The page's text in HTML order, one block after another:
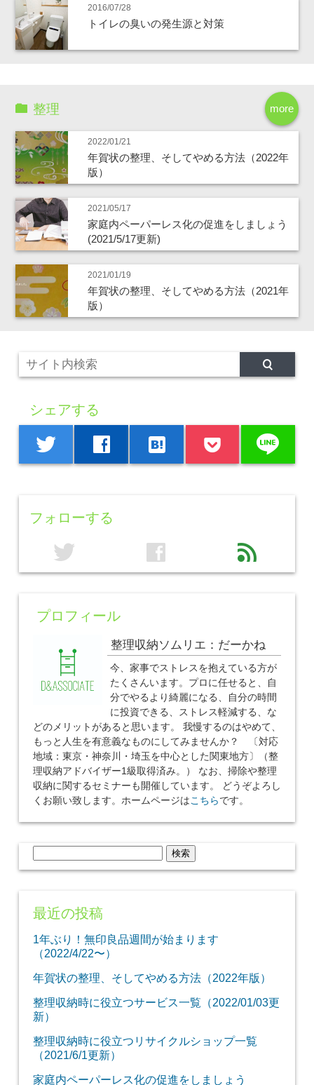
2016/07/28
トイレの臭いの発生源と対策
more
整理
2022/01/21
年賀状の整理、そしてやめる方法（2022年
版）
2021/05/17
家庭内ペーパーレス化の促進をしましょう
(2021/5/17更新)
2021/01/19
年賀状の整理、そしてやめる方法（2021年
版）
シェアする
twitter facebook hatenabookmark line
フォローする
twitter facebook feed
プロフィール
整理収納ソムリエ：だーかね
今、家事でストレスを抱えている方が
たくさんいます。プロに任せると、自
分でやるより綺麗になる、自分の時間
に投資できる、ストレス軽減する、な
どのメリットがあると思います。 我慢するのはやめて、
もっと人生を有意義なものにしてみませんか？ 〔対応
地域：東京・神奈川・埼玉を中心とした関東地方〕（整
理収納アドバイザー1級取得済み。） なお、掃除や整理
収納に関するセミナーも開催しています。 どうぞよろし
くお願い致します。ホームページはこちら です。
索:
最近の投稿
1年ぶり！無印良品週間が始まります
（2022/4/22〜）
年賀状の整理、そしてやめる方法（2022年版）
整理収納時に役立つサービス一覧（2022/01/03更
新）
整理収納時に役立つリサイクルショップ一覧
（2021/6/1更新）
家庭内ペーパーレス化の促進をしましょう